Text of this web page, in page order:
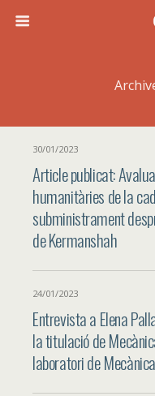
30/01/2023
Article publicat:
humanitàries de la
subministrament
de Kermanshah
24/01/2023
Entrevista a Elena
la titulació de
laboratori de